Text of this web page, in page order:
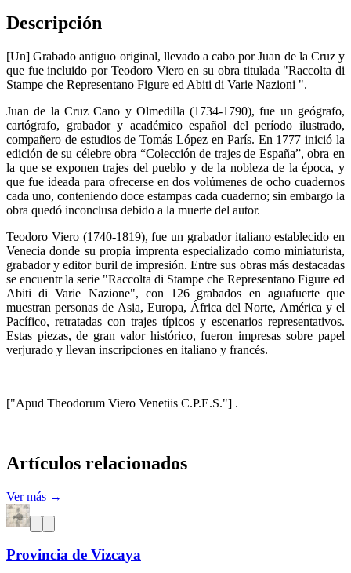
Descripción
[Un] Grabado antiguo original, llevado a cabo por Juan de la Cruz y
que fue incluido por Teodoro Viero en su obra titulada "Raccolta di
Stampe che Representano Figure ed Abiti di Varie Nazioni ".
Juan de la Cruz Cano y Olmedilla (1734-1790), fue un geógrafo,
cartógrafo, grabador y académico español del período ilustrado,
compañero de estudios de Tomás López en París. En 1777 inició la
edición de su célebre obra “Colección de trajes de España”, obra en
la que se exponen trajes del pueblo y de la nobleza de la época, y
que fue ideada para ofrecerse en dos volúmenes de ocho cuadernos
cada uno, conteniendo doce estampas cada cuaderno; sin embargo la
obra quedó inconclusa debido a la muerte del autor.
Teodoro Viero (1740-1819), fue un grabador italiano establecido en
Venecia donde su propia imprenta especializado como miniaturista,
grabador y editor buril de impresión. Entre sus obras más destacadas
se encuentr la serie "Raccolta di Stampe che Representano Figure ed
Abiti di Varie Nazione", con 126 grabados en aguafuerte que
muestran personas de Asia, Europa, África del Norte, América y el
Pacífico, retratadas con trajes típicos y escenarios representativos.
Estas piezas, de gran valor histórico, fueron impresas sobre papel
verjurado y llevan inscripciones en italiano y francés.
["Apud Theodorum Viero Venetiis C.P.E.S."] .
Artículos relacionados
Ver más →
Provincia de Vizcaya